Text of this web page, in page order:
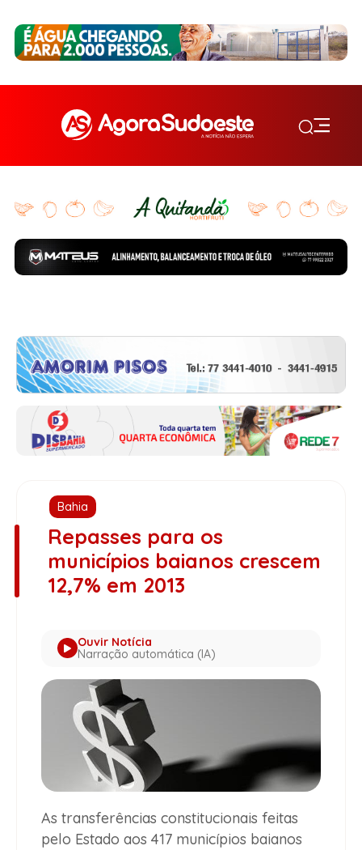
Bahia
Repasses para os
municípios baianos crescem
12,7% em 2013
Ouvir Notícia
Narração automática (IA)
As transferências constitucionais feitas
pelo Estado aos 417 municípios baianos